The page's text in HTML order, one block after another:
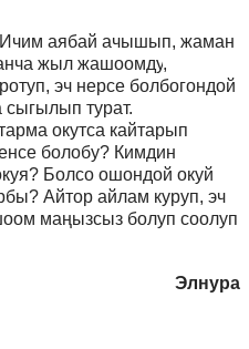
Ичим аябай ачышып, жаман
жыл жашоомду,
, эч нерсе болбогондой
турат.
окутса кайтарып
болобу? Кимдин
Болсо ошондой окуй
Айтор айлам куруп, эч
маңызсыз болуп соолуп
Элнура